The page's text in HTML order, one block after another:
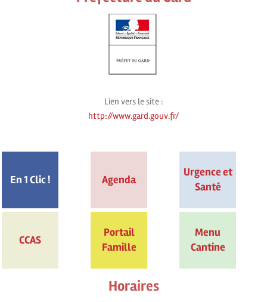
Lien vers le site :
http://www.gard.gouv.fr/
En 1 Clic ! Agenda
Urgence et
Santé
CCAS
Portail
Famille
Menu
Cantine
Horaires